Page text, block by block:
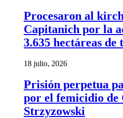
Procesaron al
Capitanich por la
3.635 hectáreas
18 julio, 2026
Prisión perpetua
por el femicidio de
Strzyzowski